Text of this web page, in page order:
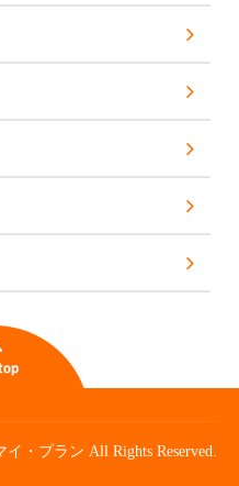
・プラン All Rights Reserved.